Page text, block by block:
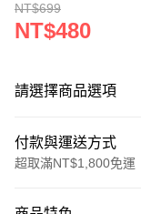
NT$699
NT$480
請選擇商品選項
付款與運送方式
超取滿NT$1,800免運